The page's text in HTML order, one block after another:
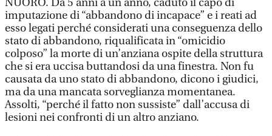
NUORO. Da 5 anni a un anno, caduto il capo di
imputazione di “abbandono di incapace” e i reati ad
esso legati perché considerati una conseguenza dello
stato di abbandono, riqualificata in “omicidio
colposo” la morte di un’anziana ospite della struttura
che si era uccisa buttandosi da una finestra. Non fu
causata da uno stato di abbandono, dicono i giudici,
ma da una mancata sorveglianza momentanea.
Assolti, “perché il fatto non sussiste” dall’accusa di
lesioni nei confronti di un altro anziano.